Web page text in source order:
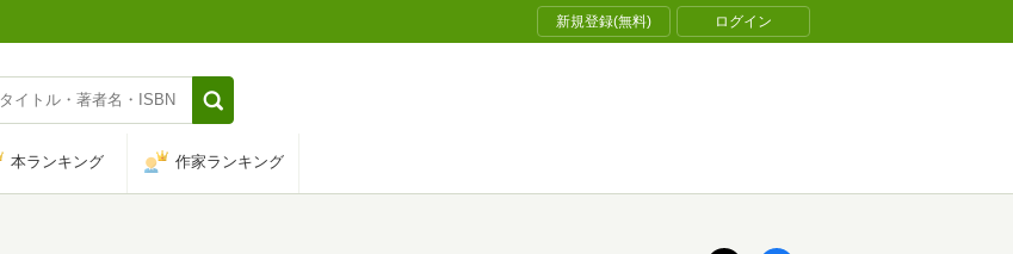
新規登録(無料) ログイン
本ランキング 作家ランキング